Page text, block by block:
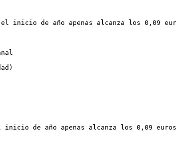
inicio de año apenas alcanza los 0,09
de año apenas alcanza los 0,09